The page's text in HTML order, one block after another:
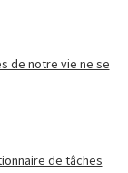
de notre vie ne se
de tâches